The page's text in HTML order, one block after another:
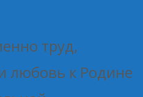
труд,
любовь к Родине